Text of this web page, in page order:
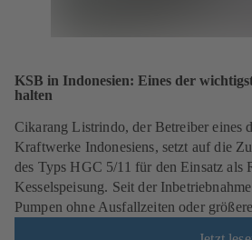
KSB in Indonesien: Eines der
halten
Cikarang Listrindo, der Betreiber eines
Kraftwerke Indonesiens, setzt auf die
des Typs HGC 5/11 für den Einsatz als
Kesselspeisung. Seit der
Pumpen ohne Ausfallzeiten oder